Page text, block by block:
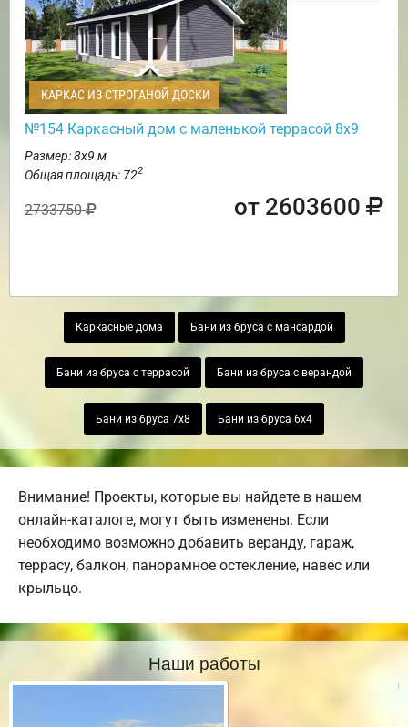
КАРКАС ИЗ СТРОГАНОЙ ДОСКИ
№154 Каркасный дом с маленькой террасой 8х9
Размер: 8х9 м
Общая площадь: 722
2733750 от 2603600
Каркасные дома Бани из бруса с мансардой
Бани из бруса с террасой Бани из бруса с верандой
Бани из бруса 7х8 Бани из бруса 6х4
Внимание! Проекты, которые вы найдете в нашем
онлайн-каталоге, могут быть изменены. Если
необходимо возможно добавить веранду, гараж,
террасу, балкон, панорамное остекление, навес или
крыльцо.
Наши работы